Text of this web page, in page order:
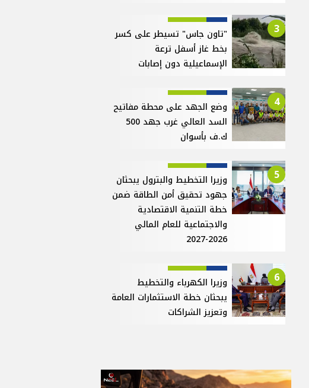
3
"تاون جاس" تسيطر على كسر
بخط غاز أسفل ترعة
الإسماعيلية دون إصابات
4
وضع الجهد على محطة مفاتيح
السد العالي غرب جهد 500
ك.ف بأسوان
5
وزيرا التخطيط والبترول يبحثان
جهود تحقيق أمن الطاقة ضمن
خطة التنمية الاقتصادية
والاجتماعية للعام المالي
2026-2027
6
وزيرا الكهرباء والتخطيط
يبحثان خطة الاستثمارات العامة
وتعزيز الشراكات